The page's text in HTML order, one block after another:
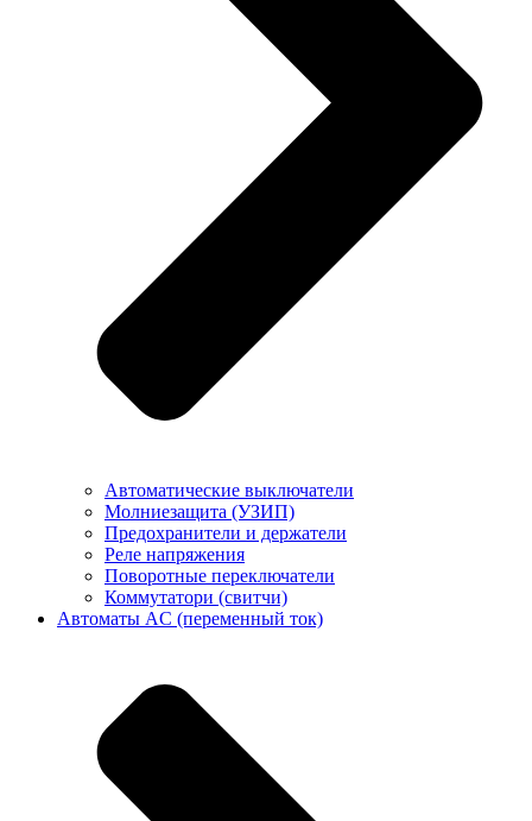
Автоматические выключатели
Молниезащита (УЗИП)
Предохранители и держатели
Реле напряжения
Поворотные переключатели
Коммутатори (свитчи)
Автоматы AC (переменный ток)